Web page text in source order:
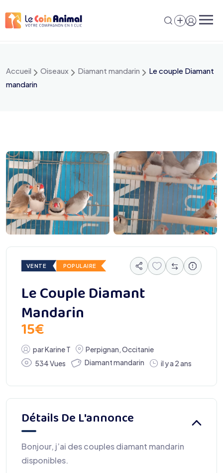
au
Accueil Oiseaux Diamant mandarin
Le couple Diamant
mandarin
VENTE POPULAIRE
Le Couple Diamant
Mandarin
15€
parKarine T Perpignan,Occitanie
534 Vues
Diamant mandarin il y a 2 ans
Détails De L'annonce
Bonjour, j’ai des couples diamant mandarin
disponibles.